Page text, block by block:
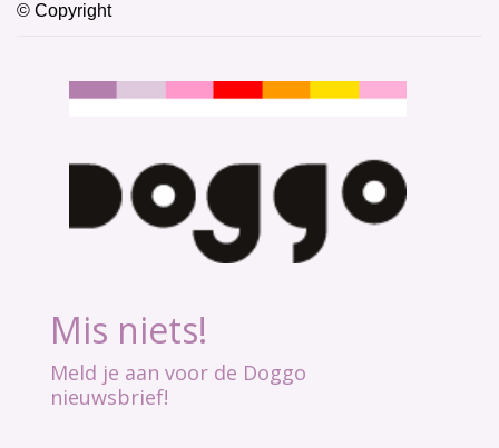
© Copyright
Mis niets!
Meld je aan voor de Doggo
nieuwsbrief!